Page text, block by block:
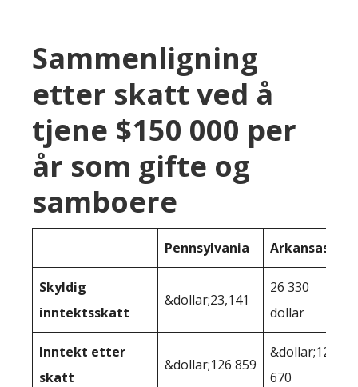
Sammenligning
etter skatt ved å
tjene $150 000 per
år som gifte og
samboere
Pennsylvania Arkansas
Skyldig
inntektsskatt
&dollar;23,141
26 330
dollar
Inntekt etter
skatt
&dollar;126 859
&dollar;123
670